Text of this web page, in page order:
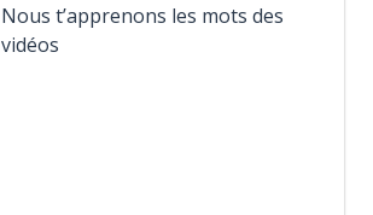
Nous t’apprenons les mots des
vidéos